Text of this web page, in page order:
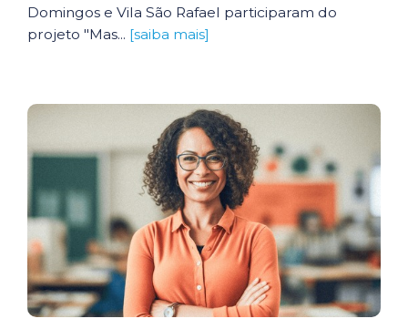
Domingos e Vila São Rafael participaram do
projeto "Mas... [saiba mais]